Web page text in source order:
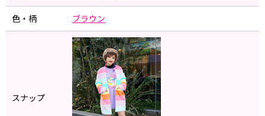
色・柄 ブラウン
スナップ